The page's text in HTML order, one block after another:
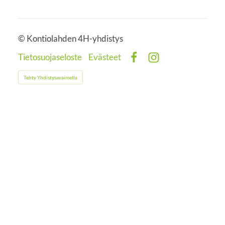
© Kontiolahden 4H-yhdistys
Tietosuojaseloste
Evästeet
Tehty Yhdistysavaimella